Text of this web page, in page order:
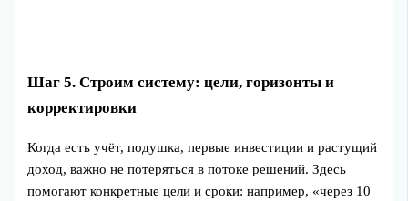
Шаг 5. Строим систему: цели, горизонты и
корректировки
Когда есть учёт, подушка, первые инвестиции и растущий
доход, важно не потеряться в потоке решений. Здесь
помогают конкретные цели и сроки: например, «через 10